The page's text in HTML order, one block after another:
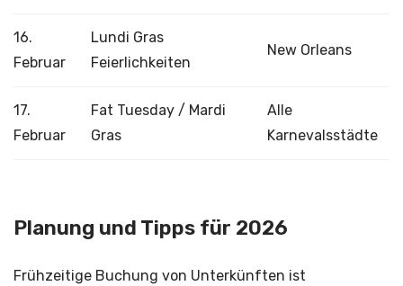
16.
Februar
Lundi Gras
Feierlichkeiten
New Orleans
17.
Februar
Fat Tuesday / Mardi
Gras
Alle
Karnevalsstädte
Planung und Tipps für 2026
Frühzeitige Buchung von Unterkünften ist